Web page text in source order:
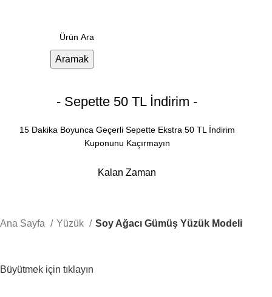
Aramak
- Sepette 50 TL İndirim -
15 Dakika Boyunca Geçerli Sepette Ekstra 50 TL İndirim
Kuponunu Kaçırmayın
Kalan Zaman
Ana Sayfa Yüzük Soy Ağacı Gümüş Yüzük Modeli
Büyütmek için tıklayın